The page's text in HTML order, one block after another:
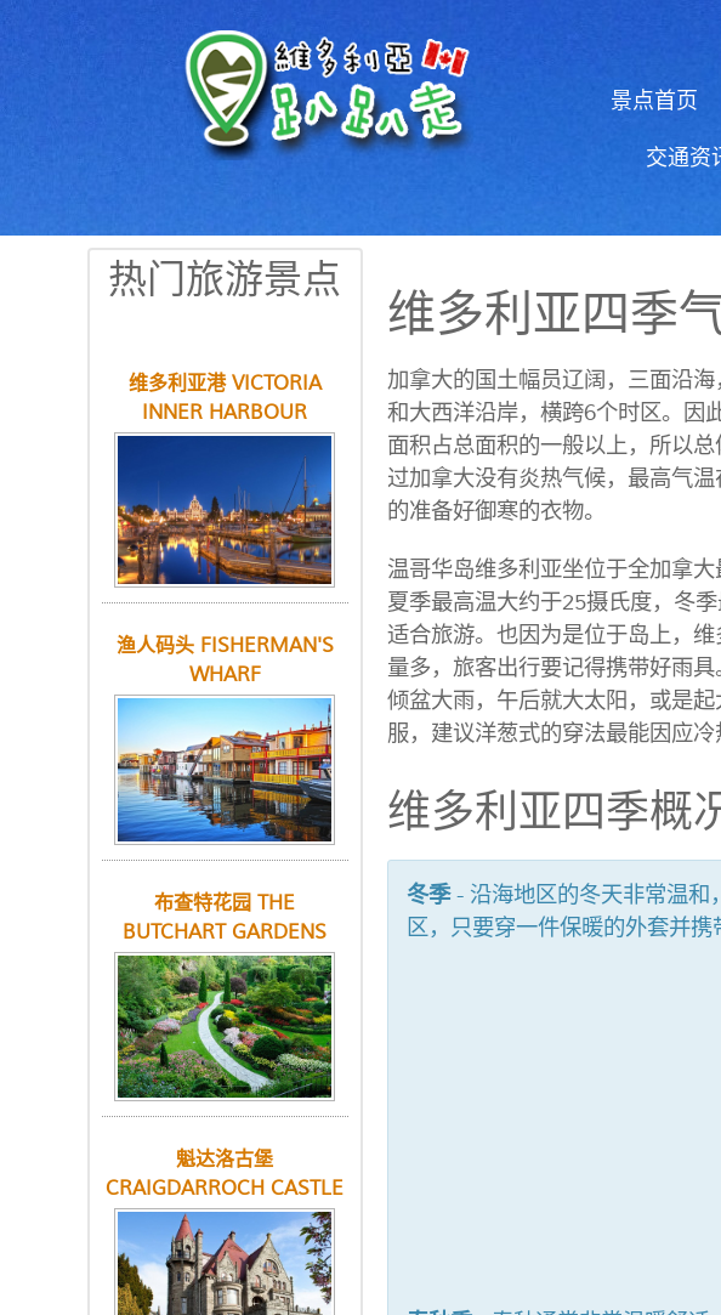
景点首页
交通资
热门旅游景点
维多利亚港 VICTORIA
INNER HARBOUR
渔人码头 FISHERMAN'S
WHARF
布查特花园 THE
BUTCHART GARDENS
魁达洛古堡
CRAIGDARROCH CASTLE
维多利亚四季
加拿大的国土幅员辽阔，三面沿
和大西洋沿岸，横跨6个时区。因
面积占总面积的一般以上，所以
过加拿大没有炎热气候，最高气
的准备好御寒的衣物。
温哥华岛维多利亚坐位于全加拿
夏季最高温大约于25摄氏度，冬
适合旅游。也因为是位于岛上，
量多，旅客出行要记得携带好雨
倾盆大雨，午后就大太阳，或是
服，建议洋葱式的穿法最能因应冷
维多利亚四季概
冬季- 沿海地区的冬天非常温和
区，只要穿一件保暖的外套并携